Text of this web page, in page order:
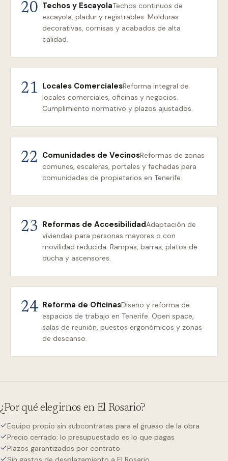
20 Techos y EscayolaTechos continuos de
escayola, pladur y registrables. Molduras
decorativas, cornisas y acabados de alta
calidad.
21 Locales ComercialesReforma integral de
locales comerciales, oficinas y negocios.
Cumplimiento normativo y plazos ajustados.
22 Comunidades de VecinosReformas de zonas
comunes, escaleras, portales y fachadas para
comunidades de propietarios en Tenerife.
23 Reformas de AccesibilidadAdaptación de
viviendas para personas mayores o con
movilidad reducida. Rampas, barras, platos de
ducha y ascensores.
24 Reforma de OficinasDiseño y reforma de
espacios de trabajo en Tenerife. Open space,
salas de reunión, puestos ergonómicos y zonas
de descanso.
¿Por qué elegirnos en El Rosario?
Equipo propio sin subcontratas para el grueso de la obra
Precio cerrado: lo presupuestado es lo que pagas
Plazos garantizados por contrato